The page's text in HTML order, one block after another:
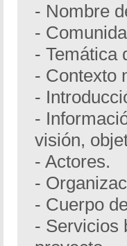
- Nombre
-
- Temática
- Contexto
-
-
visión,
- Actores.
-
- Cuerpo
- Servicios